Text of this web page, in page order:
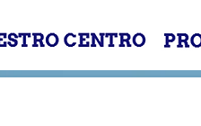
NUESTRO CENTRO